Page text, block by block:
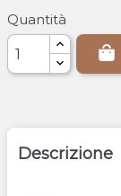
Quantità
Descrizione